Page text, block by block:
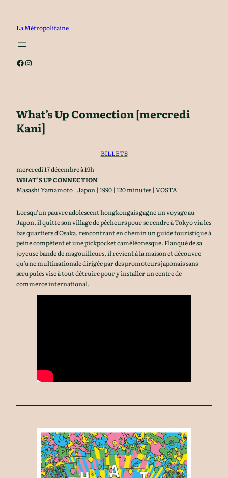
contenu
La Métropolitaine
Facebook Instagram
What’s Up Connection [mercredi
Kani]
BILLETS
mercredi 17 décembre à 19h
WHAT’S UP CONNECTION
Masashi Yamamoto | Japon | 1990 | 120 minutes | VOSTA
Lorsqu’un pauvre adolescent hongkongais gagne un voyage au
Japon, il quitte son village de pêcheurs pour se rendre à Tokyo via les
bas quartiers d’Osaka, rencontrant en chemin un guide touristique à
peine compétent et une pickpocket caméléonesque. Flanqué de sa
joyeuse bande de magouilleurs, il revient à la maison et découvre
qu’une multinationale dirigée par des promoteurs japonais sans
scrupules vise à tout détruire pour y installer un centre de
commerce international.